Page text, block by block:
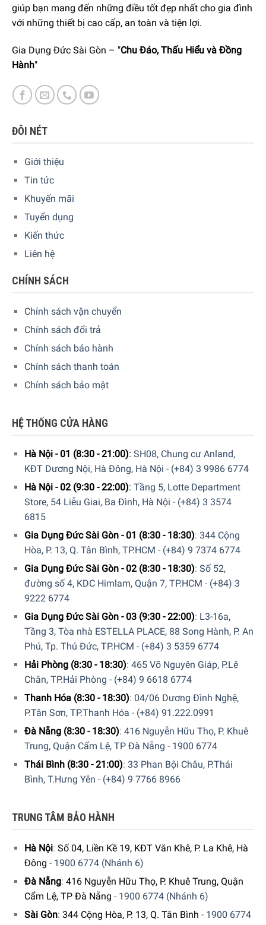
Máy Pha Cà Phê Delonghi Icona Vintage ECOV311BK Với Vẻ
Ngoài Cổ Điển
Áp suất chiết xuất lớn lên đến 15bar
đậm đà, đúng chất đó là áp suất nước nóng khi chiết xuất.
Delonghi Icona Vintage ECOV311BK sẽ không làm bạn thất
vọng khi thưởng thức một ly Espresso và lớp kem hoàn
Máy Pha Cà Phê Delonghi Icona Vintage ECOV311BK Mạng Lại
Ly Cà Phê Đúng Chuẩn
Hệ thống đánh sữa truyền thống
Với Máy Pha Cà Phê Delonghi Icona Vintage ECOV311BK
bạn có ngay các thức uống khác đi kèm với lớp bọt sữa
yêu thích theo phong cách của bạn. Hệ thống đánh sữa
theo phong cách truyền thống sẽ giúp bạn tạo ra bọt sữa
với mật độ theo ý thích của bạn.
Máy Pha Cà Phê Delonghi Icona Vintage ECOV311BK Dễ Dàng
Tạo Được Bọt Sữa Theo Ý Thích
Bộ lọc đa chức năng
giúp bạn mang đến những điều tốt đẹp nhất cho gia đình
với những thiết bị cao cấp, an toàn và tiện lợi.
Gia Dụng Đức Sài Gòn – "Chu Đáo, Thấu Hiểu và Đồng
Hành"
ĐÔI NÉT
Giới thiệu
Tin tức
Khuyến mãi
Tuyển dụng
Kiến thức
Liên hệ
CHÍNH SÁCH
Chính sách vận chuyển
Chính sách đổi trả
Chính sách bảo hành
Chính sách thanh toán
Chính sách bảo mật
HỆ THỐNG CỬA HÀNG
Hà Nội - 01 (8:30 - 21:00): SH08, Chung cư Anland,
KĐT Dương Nội, Hà Đông, Hà Nội - (+84) 3 9986 6774
Hà Nội - 02 (9:30 - 22:00): Tầng 5, Lotte Department
Store, 54 Liễu Giai, Ba Đình, Hà Nội - (+84) 3 3574
6815
Gia Dụng Đức Sài Gòn - 01 (8:30 - 18:30): 344 Cộng
Hòa, P. 13, Q. Tân Bình, TP.HCM - (+84) 9 7374 6774
Gia Dụng Đức Sài Gòn - 02 (8:30 - 18:30): Số 52,
đường số 4, KDC Himlam, Quận 7, TP.HCM - (+84) 3
9222 6774
Gia Dụng Đức Sài Gòn - 03 (9:30 - 22:00): L3-16a,
Tầng 3, Tòa nhà ESTELLA PLACE, 88 Song Hành, P. An
Phú, Tp. Thủ Đức, TP.HCM - (+84) 3 5359 6774
Hải Phòng (8:30 - 18:30): 465 Võ Nguyên Giáp, P.Lê
Chân, TP.Hải Phòng - (+84) 9 6618 6774
Thanh Hóa (8:30 - 18:30): 04/06 Dương Đình Nghệ,
P.Tân Sơn, TP.Thanh Hóa - (+84) 91.222.0991
Đà Nẵng (8:30 - 18:30): 416 Nguyễn Hữu Thọ, P. Khuê
Trung, Quận Cẩm Lệ, TP Đà Nẵng - 1900 6774
Thái Bình (8:30 - 21:00): 33 Phan Bội Châu, P.Thái
Bình, T.Hưng Yên - (+84) 9 7766 8966
TRUNG TÂM BẢO HÀNH
Hà Nội: Số 04, Liền Kề 19, KĐT Văn Khê, P. La Khê, Hà
Đông - 1900 6774 (Nhánh 6)
Đà Nẵng: 416 Nguyễn Hữu Thọ, P. Khuê Trung, Quận
Cẩm Lệ, TP Đà Nẵng - 1900 6774 (Nhánh 6)
Sài Gòn: 344 Cộng Hòa, P. 13, Q. Tân Bình - 1900 6774